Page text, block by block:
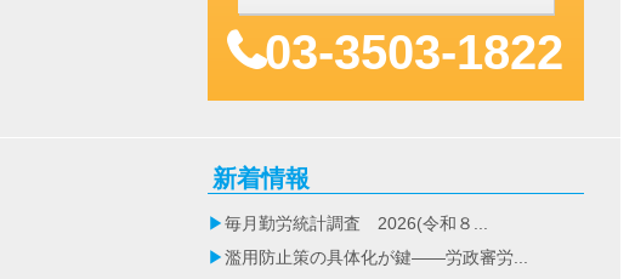
03-3503-1822
新着情報
毎月勤労統計調査 2026(令和８...
濫用防止策の具体化が鍵――労政審労...